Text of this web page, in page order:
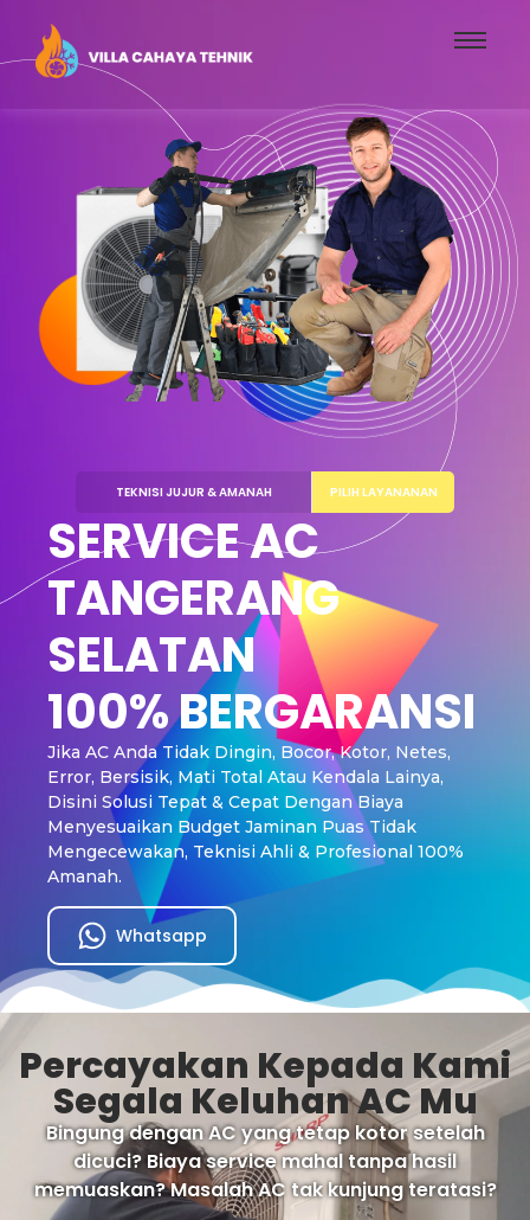
TEKNISI JUJUR & AMANAH PILIH LAYANANAN
SERVICE AC
TANGERANG
SELATAN
100% BERGARANSI
Jika AC Anda Tidak Dingin, Bocor, Kotor, Netes,
Error, Bersisik, Mati Total Atau Kendala Lainya,
Disini Solusi Tepat & Cepat Dengan Biaya
Menyesuaikan Budget Jaminan Puas Tidak
Mengecewakan, Teknisi Ahli & Profesional 100%
Amanah.
Whatsapp
Percayakan Kepada Kami
Segala Keluhan AC Mu
Bingung dengan AC yang tetap kotor setelah
dicuci? Biaya service mahal tanpa hasil
memuaskan? Masalah AC tak kunjung teratasi?